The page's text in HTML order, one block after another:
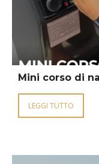
Mini corso di
LEGGI TUTTO